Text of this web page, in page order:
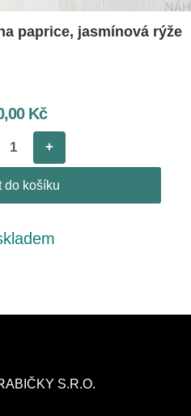
paprice, jasmínová rýže
Kč
+
do košíku
S.R.O.